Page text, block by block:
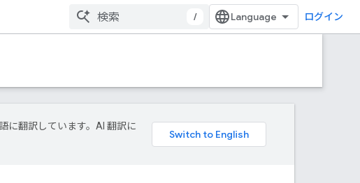
/ ログイン
に翻訳しています。AI 翻訳に